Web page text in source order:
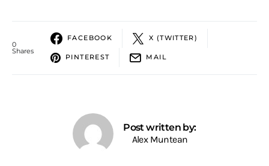
0
Shares
FACEBOOK X (TWITTER)
PINTEREST MAIL
Post written by:
Alex Muntean